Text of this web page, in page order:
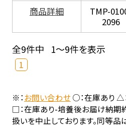
商品詳細
TMP-
2096
全9件中 1～9件を表示
1
※：お問い合わせ○：在庫あり △
□：在庫あり-培養後お届け納期
扱いを中止しております。同等品